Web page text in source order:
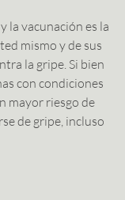
la vacunación es la
mismo y de sus
la gripe. Si bien
con condiciones
mayor riesgo de
de gripe, incluso